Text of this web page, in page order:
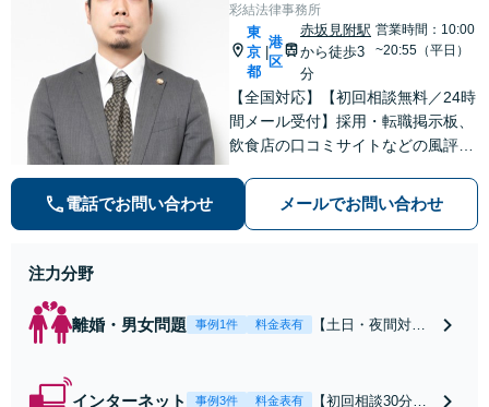
彩結法律事務所
東
京
都
港
区
赤坂見附駅
から徒歩3
分
営業時間：10:00
~20:55（平日）
【全国対応】【初回相談無料／24時
間メール受付】採用・転職掲示板、
飲食店の口コミサイトなどの風評被
の種類を問わず相談可。可能な限り
早期対応で駆けつけサポート【労
電話でお問い合わせ メールでお問い合わせ
注力分野
離婚・男女問題 事例1件 料金表有
【土日・夜間対応
インターネット 事例3件 料金表有 【初回相談30分無